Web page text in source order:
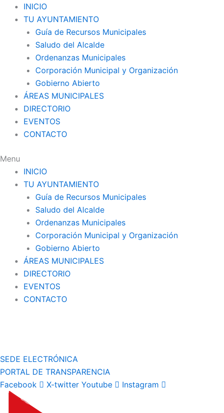
INICIO
TU AYUNTAMIENTO
Guía de Recursos Municipales
Saludo del Alcalde
Ordenanzas Municipales
Corporación Municipal y Organización
Gobierno Abierto
ÁREAS MUNICIPALES
DIRECTORIO
EVENTOS
CONTACTO
Menu
INICIO
TU AYUNTAMIENTO
Guía de Recursos Municipales
Saludo del Alcalde
Ordenanzas Municipales
Corporación Municipal y Organización
Gobierno Abierto
ÁREAS MUNICIPALES
DIRECTORIO
EVENTOS
CONTACTO
SEDE ELECTRÓNICA
PORTAL DE TRANSPARENCIA
Facebook
X-twitter Youtube Instagram